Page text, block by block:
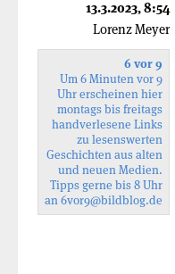
13.3.2023, 8:54
Lorenz Meyer
6 vor 9
Um 6 Minuten vor 9
Uhr erscheinen hier
montags bis freitags
handverlesene Links
zu lesenswerten
Geschichten aus alten
und neuen Medien.
Tipps gerne bis 8 Uhr
an6vor9@bildblog.de